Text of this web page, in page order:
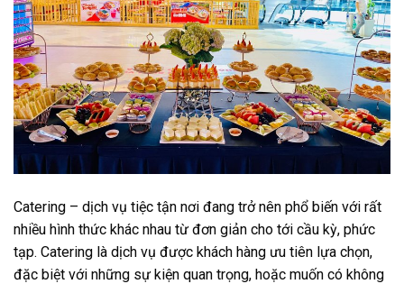
Catering – dịch vụ tiệc tận nơi đang trở nên phổ biến với rất
nhiều hình thức khác nhau từ đơn giản cho tới cầu kỳ, phức
tạp. Catering là dịch vụ được khách hàng ưu tiên lựa chọn,
đặc biệt với những sự kiện quan trọng, hoặc muốn có không